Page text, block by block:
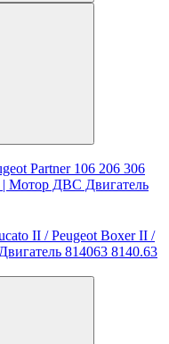
Partner 106 206 306
| Мотор ДВС Двигатель